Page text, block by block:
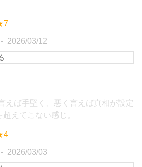
2026/03/12
えば手堅く、悪く言えば真相が設定
えてこない感じ。
2026/03/03